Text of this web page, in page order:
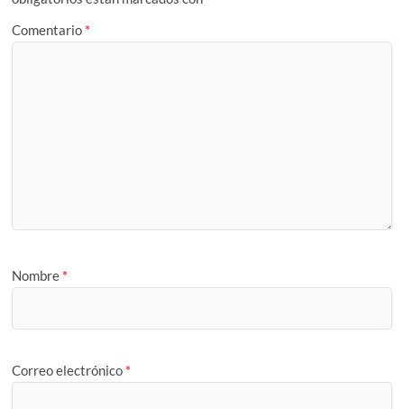
Comentario *
Nombre *
Correo electrónico *